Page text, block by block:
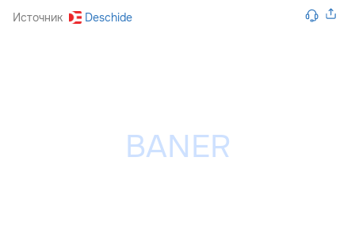
Источник Deschide